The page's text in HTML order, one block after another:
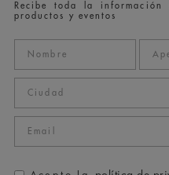
Recibe toda la información
productos y eventos